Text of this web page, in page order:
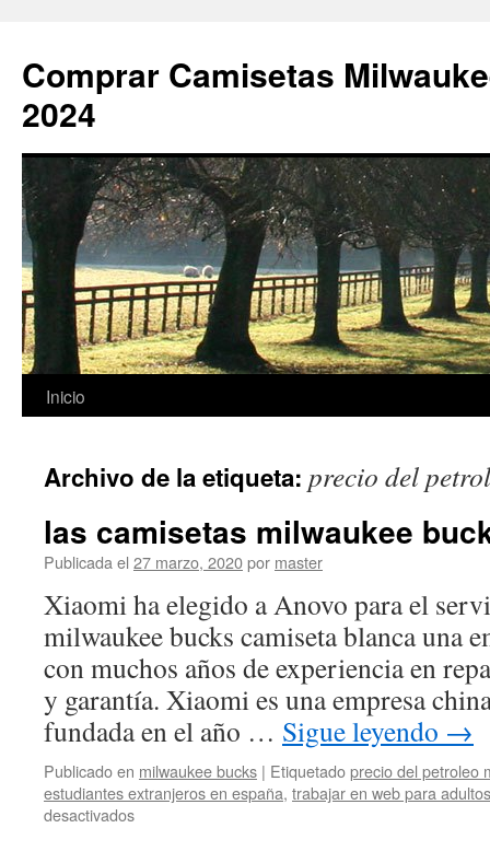
Comprar Camisetas
2024
Saltar
contenido
Inicio
Archivo de la etiqueta: precio del
las camisetas milwaukee
Publicada el 27 marzo, 2020por master
Xiaomi ha elegido a Anovo para el
milwaukee bucks camiseta blanca una
con muchos años de experiencia en
y garantía. Xiaomi es una empresa
fundada en el año … Sigue leyendo →
Publicado en milwaukee bucks | Etiquetadoprecio del petroleo
estudiantes extranjeros en españa, trabajar en web para
desactivadosen